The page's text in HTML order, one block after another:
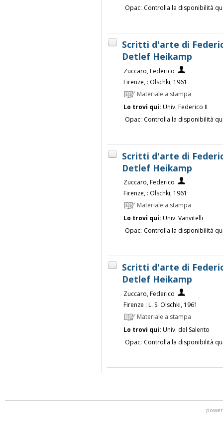
Opac: Controlla la disponibilità
Scritti d'arte di
Detlef Heikamp
Zuccaro, Federico
Firenze, : Olschki, 1961
Materiale a stampa
Lo trovi qui: Univ. Federico II
Opac: Controlla la disponibilità
Scritti d'arte di
Detlef Heikamp
Zuccaro, Federico
Firenze, : Olschki, 1961
Materiale a stampa
Lo trovi qui: Univ. Vanvitelli
Opac: Controlla la disponibilità
Scritti d'arte di
Detlef Heikamp
Zuccaro, Federico
Firenze : L. S. Olschki, 1961
Materiale a stampa
Lo trovi qui: Univ. del Salento
Opac: Controlla la disponibilità